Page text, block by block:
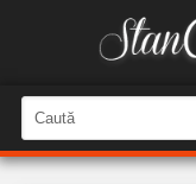
a
u
C
a
u